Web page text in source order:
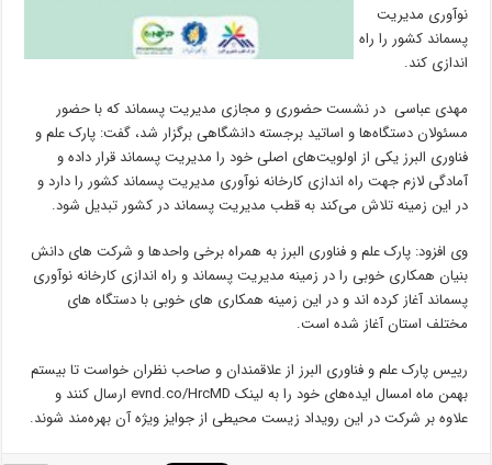
نوآوری مدیریت
پسماند کشور را راه
اندازی کند.
مهدی عباسی در نشست حضوری و مجازی مدیریت پسماند که با حضور
مسئولان دستگاه‌ها و اساتید برجسته دانشگاهی برگزار شد، گفت: پارک علم و
فناوری البرز یکی از اولویت‌های اصلی خود را مدیریت پسماند قرار داده و
آمادگی لازم جهت راه اندازی کارخانه نوآوری مدیریت پسماند کشور را دارد و
در این زمینه تلاش می‌کند به قطب مدیریت پسماند در کشور تبدیل شود.
وی افزود: پارک علم و فناوری البرز به همراه برخی واحدها و شرکت های دانش
بنیان همکاری خوبی را در زمینه مدیریت پسماند و راه اندازی کارخانه نوآوری
پسماند آغاز کرده اند و در این زمینه همکاری های خوبی با دستگاه های
مختلف استان آغاز شده است.
رییس پارک علم و فناوری البرز از علاقمندان و صاحب نظران خواست تا بیستم
بهمن ماه امسال ایده‌های خود را به لینک evnd.co/HrcMD ارسال کنند و
علاوه بر شرکت در این رویداد زیست محیطی از جوایز ویژه آن بهره‌مند شوند.